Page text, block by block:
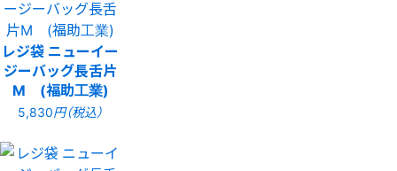
レジ袋 ニューイー
ジーバッグ長舌片
M (福助工業)
5,830円（税込）